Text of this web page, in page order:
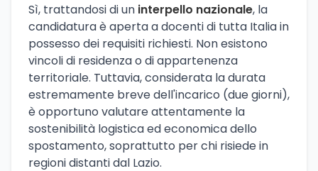
Sì, trattandosi di un interpello nazionale, la
candidatura è aperta a docenti di tutta Italia in
possesso dei requisiti richiesti. Non esistono
vincoli di residenza o di appartenenza
territoriale. Tuttavia, considerata la durata
estremamente breve dell'incarico (due giorni),
è opportuno valutare attentamente la
sostenibilità logistica ed economica dello
spostamento, soprattutto per chi risiede in
regioni distanti dal Lazio.